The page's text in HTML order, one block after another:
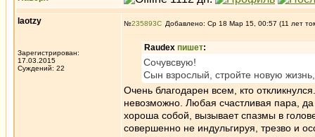
laotzy
Зарегистрирован:
17.03.2015
Суждений: 22
№235893 Добавлено: Ср 18 Мар 15, 00:57 (11 лет
Raudex пишет:
Сочувсвую!
Сын взрослый, стройте новую
Очень благодарен всем, кто
невозможно. Любая счастливая пара,
хороша собой, вызывает спазмы в
совершенно не индульгируя, трезво и